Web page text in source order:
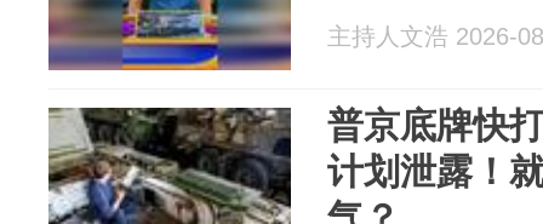
主持人文浩 2026-
普京底牌快
计划泄露！